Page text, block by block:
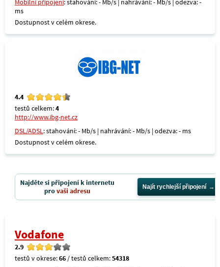
Mobilní připojení: stahování: - Mb/s | nahrávání: - Mb/s | odezva: -
ms
Dostupnost v celém okrese.
4.4
testů celkem:4
http://www.ibg-net.cz
DSL/ADSL: stahování: - Mb/s | nahrávání: - Mb/s | odezva: - ms
Dostupnost v celém okrese.
Najděte si připojení k internetu
provaši adresu Najít rychlejší připojení
Vodafone
2.9
testů v okrese:66 / testů celkem:54318